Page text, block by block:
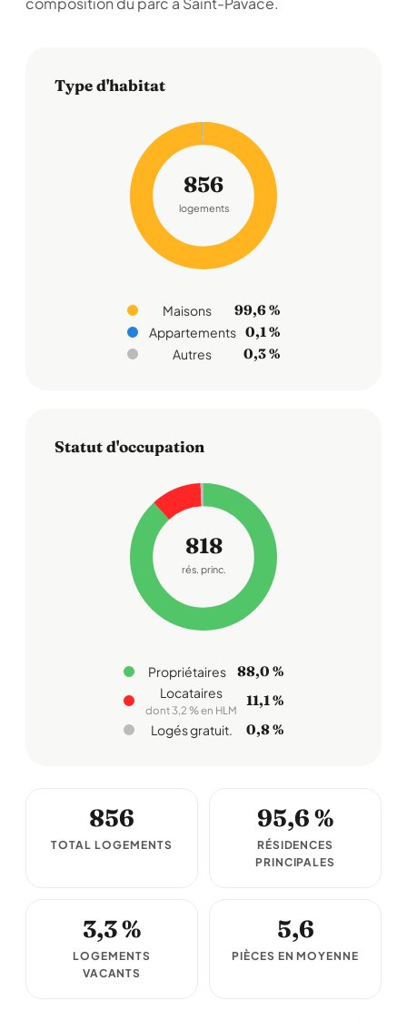
Type d'habitat
856
logements
Maisons 99,6 %
Appartements 0,1 %
Autres 0,3 %
Statut d'occupation
818
rés. princ.
Propriétaires 88,0 %
Locataires
dont 3,2 % en HLM
11,1 %
Logés gratuit. 0,8 %
856
TOTAL LOGEMENTS
95,6 %
RÉSIDENCES
PRINCIPALES
3,3 %
LOGEMENTS
VACANTS
5,6
PIÈCES EN MOYENNE